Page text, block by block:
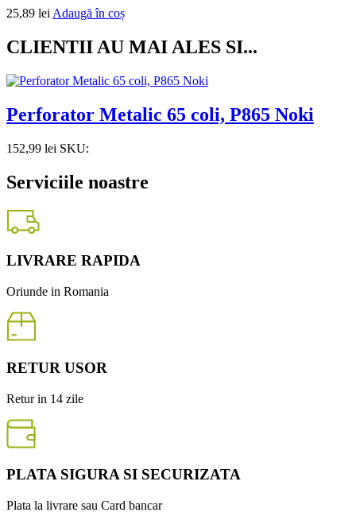
25,89 lei Adaugă în coș
CLIENTII AU MAI ALES SI...
Perforator Metalic 65 coli, P865 Noki
152,99 lei SKU:
Serviciile noastre
LIVRARE RAPIDA
Oriunde in Romania
RETUR USOR
Retur in 14 zile
PLATA SIGURA SI SECURIZATA
Plata la livrare sau Card bancar